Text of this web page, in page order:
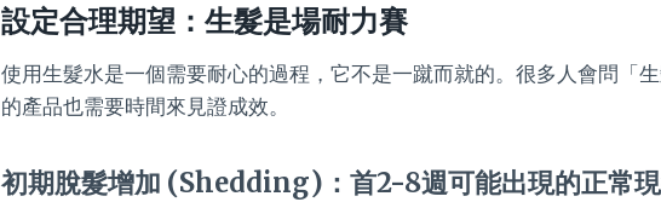
設定合理期望：生髮是場耐力賽
使用生髮水是一個需要耐心的過程，它不是一蹴而就的。很多人會問「
的產品也需要時間來見證成效。
初期脫髮增加 (Shedding)：首2-8週可能出現的正常